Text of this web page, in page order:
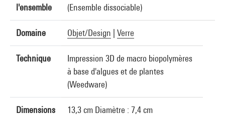
l'ensemble
(Ensemble dissociable)
Domaine Objet/Design Verre
Technique
Impression 3D de macro biopolymères
à base d'algues et de plantes
(Weedware)
Dimensions 13,3 cm Diamètre : 7,4 cm